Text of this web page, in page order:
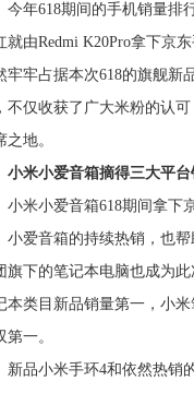
618期间的手机销量排行
就由Redmi K20Pro拿下京
牢牢占据本次618的旗舰新
不仅收获了广大米粉的认
之地。
小爱音箱摘得三大平台
小爱音箱618期间拿下京
小爱音箱的持续热销，也
旗下的笔记本电脑也成为
本类目新品销量第一，小
第一。
小米手环4和依然热销的